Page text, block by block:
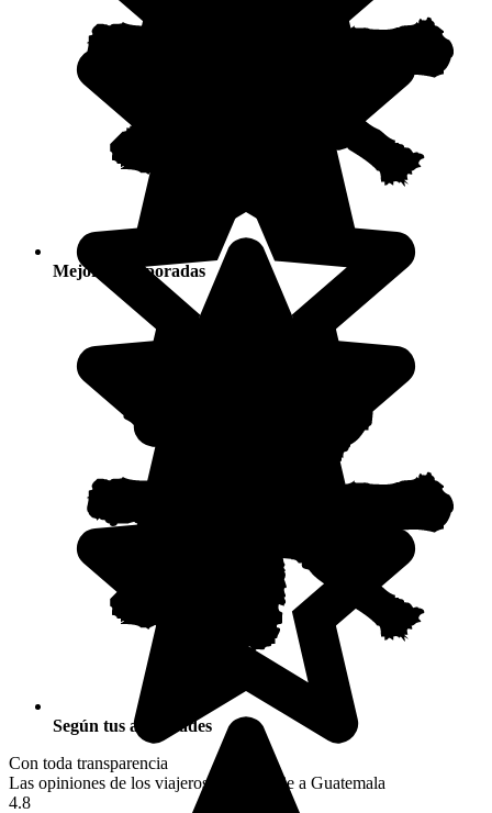
Mejores temporadas
Según tus actividades
Con toda transparencia
Las opiniones de los viajeros tras su viaje a Guatemala
4.8